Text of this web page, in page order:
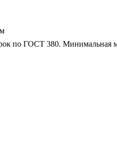
по ГОСТ 380.